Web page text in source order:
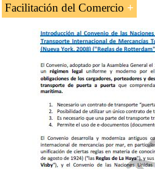
Organizaciones globales.
Naciones Unidas
Comisión Derecho
(CNUDMI)
Conferencia sobre
(CNUCED)
Banco Mundial
Fondo Monetario
Facilitación del Comercio